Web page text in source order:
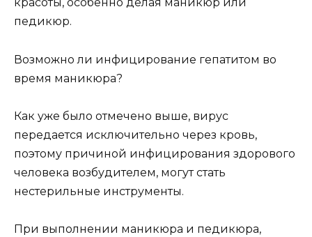
красоты, особенно делая маникюр или
педикюр.
Возможно ли инфицирование гепатитом во
время маникюра?
Как уже было отмечено выше, вирус
передается исключительно через кровь,
поэтому причиной инфицирования здорового
человека возбудителем, могут стать
нестерильные инструменты.
При выполнении маникюра и педикюра,